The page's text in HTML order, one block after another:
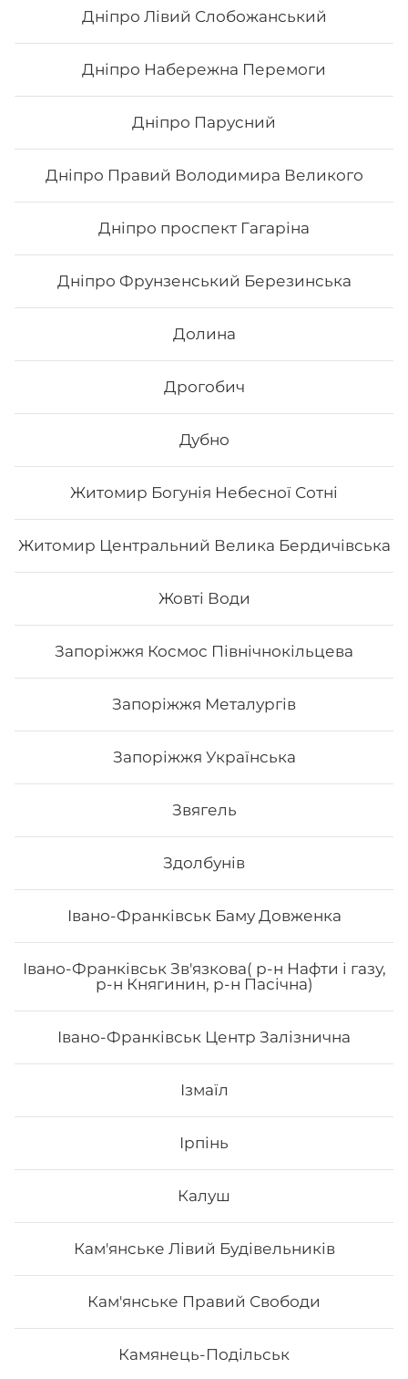
Дніпро Лівий Слобожанський
Дніпро Набережна Перемоги
Дніпро Парусний
Дніпро Правий Володимира Великого
Дніпро проспект Гагаріна
Дніпро Фрунзенський Березинська
Долина
Дрогобич
Дубно
Житомир Богунія Небесної Сотні
Житомир Центральний Велика Бердичівська
Жовті Води
Запоріжжя Космос Північнокільцева
Запоріжжя Металургів
Запоріжжя Українська
Звягель
Здолбунів
Івано-Франківськ Баму Довженка
Івано-Франківськ Зв'язкова( р-н Нафти і газу,
р-н Княгинин, р-н Пасічна)
Івано-Франківськ Центр Залізнична
Ізмаїл
Ірпінь
Калуш
Кам'янське Лівий Будівельників
Кам'янське Правий Свободи
Камянець-Подільськ
Філадельфія з тигровою креветкою
MAXi (Вдвічі більше риби)
Вага: 310 г. Склад: рис, норі, сир, огірок, авокадо,
290
Філадельфія класична з вугрем
Вага: 330 г Склад: норі, рис, сир філа, вугор, кунжут,
Філадельфія з сурімі та лососем
Вага: 275 г Склад: норі, рис, авокадо, лосось, сурімі,
сир філадельфія
204₴ Хочу